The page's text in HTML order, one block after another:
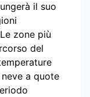
il suo
zone più
del
a quote